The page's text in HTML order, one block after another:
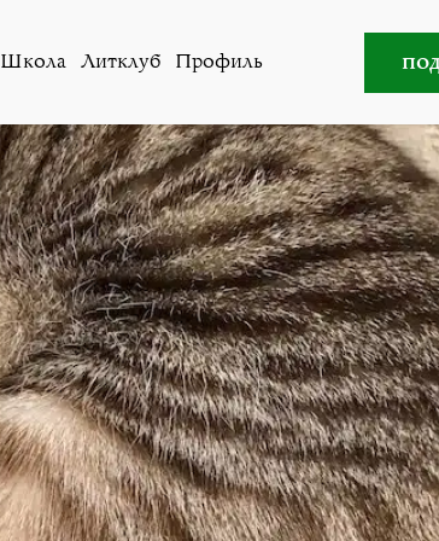
Школа Литклуб Профиль
Мариуш Шчепановски про сон без страха и